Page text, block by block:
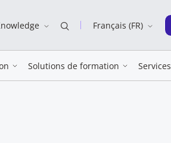
Français (FR)
Solutions de formation Services